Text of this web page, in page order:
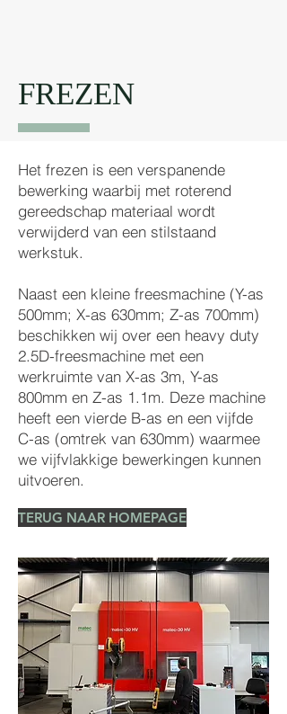
FREZEN
Het frezen is een verspanende
bewerking waarbij met roterend
gereedschap materiaal wordt
verwijderd van een stilstaand
werkstuk.
Naast een kleine freesmachine (Y-as
500mm; X-as 630mm; Z-as 700mm)
beschikken wij over een heavy duty
2.5D-freesmachine met een
werkruimte van X-as 3m, Y-as
800mm en Z-as 1.1m. Deze machine
heeft een vierde B-as en een vijfde
C-as (omtrek van 630mm) waarmee
we vijfvlakkige bewerkingen kunnen
uitvoeren.
TERUG NAAR HOMEPAGE